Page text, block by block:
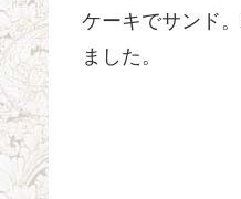
ケーキでサンド
ました。